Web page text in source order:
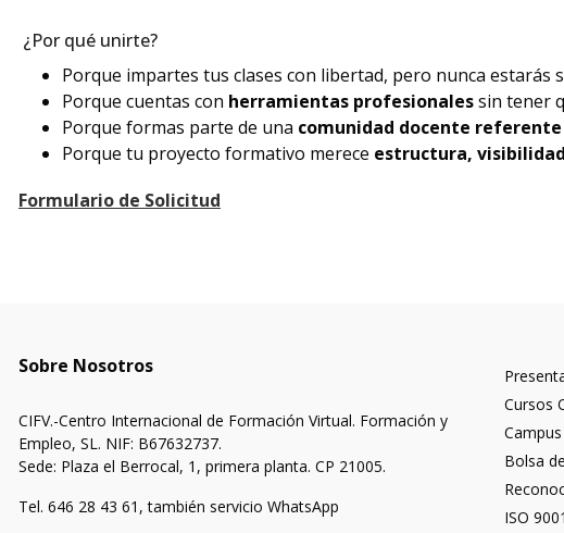
¿Por qué unirte?
Porque impartes tus clases con libertad, pero nunca estarás
Porque cuentas con herramientas profesionalessin tener
Porque formas parte de una comunidad docente
Porque tu proyecto formativo merece estructura,
Formulario de Solicitud
Sobre Nosotros
CIFV.-Centro Internacional de Formación Virtual. Formación y
Empleo, SL. NIF: B67632737.
Sede: Plaza el Berrocal, 1, primera planta. CP 21005.
Tel. 646 28 43 61, también servicio WhatsApp
Cursos
Bolsa
ISO 9001